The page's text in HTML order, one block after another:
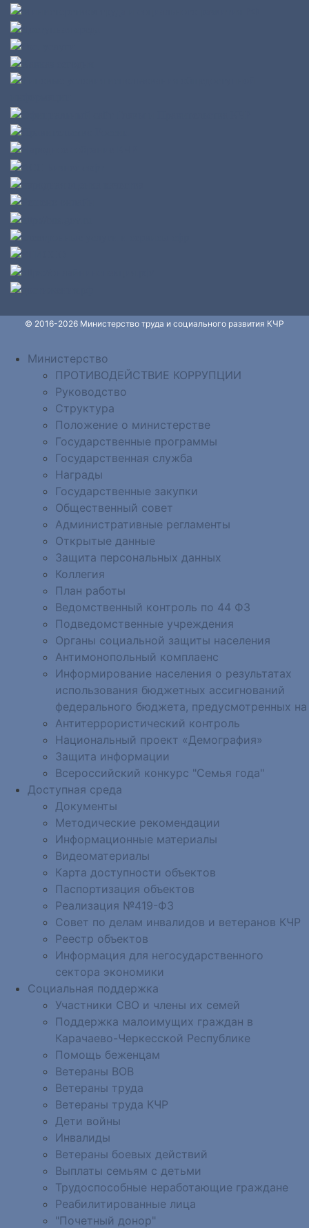
© 2016-2026 Министерство труда и социального развития КЧР
Министерство
ПРОТИВОДЕЙСТВИЕ КОРРУПЦИИ
Руководство
Структура
Положение о министерстве
Государственные программы
Государственная служба
Награды
Государственные закупки
Общественный совет
Административные регламенты
Открытые данные
Защита персональных данных
Коллегия
План работы
Ведомственный контроль по 44 ФЗ
Подведомственные учреждения
Органы социальной защиты населения
Антимонопольный комплаенс
Информирование населения о результатах
использования бюджетных ассигнований
федерального бюджета, предусмотренных на
Антитеррористический контроль
Национальный проект «Демография»
Защита информации
Всероссийский конкурс "Семья года"
Доступная среда
Документы
Методические рекомендации
Информационные материалы
Видеоматериалы
Карта доступности объектов
Паспортизация объектов
Реализация №419-ФЗ
Совет по делам инвалидов и ветеранов КЧР
Реестр объектов
Информация для негосударственного
сектора экономики
Социальная поддержка
Участники СВО и члены их семей
Поддержка малоимущих граждан в
Карачаево-Черкесской Республике
Помощь беженцам
Ветераны ВОВ
Ветераны труда
Ветераны труда КЧР
Дети войны
Инвалиды
Ветераны боевых действий
Выплаты семьям с детьми
Трудоспособные неработающие граждане
Реабилитированные лица
"Почетный донор"